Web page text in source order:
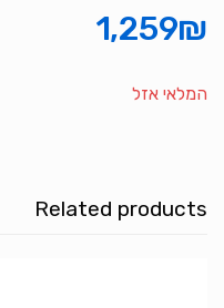
1,259₪
המלאי אזל
Related products